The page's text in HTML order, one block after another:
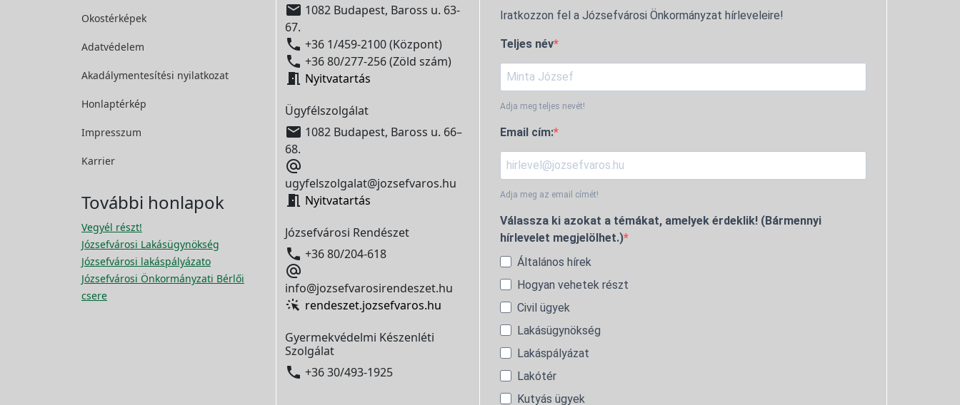
Okostérképek
Adatvédelem
Akadálymentesítési nyilatkozat
Honlaptérkép
Impresszum
Karrier
További honlapok
Vegyél részt!
Józsefvárosi Lakásügynökség
Józsefvárosi lakáspályázato
Józsefvárosi Önkormányzati Bérlői
csere
 1082 Budapest, Baross u. 63-
67.
 +36 1/459-2100 (Központ)
 +36 80/277-256 (Zöld szám)
 Nyitvatartás
Ügyfélszolgálat
 1082 Budapest, Baross u. 66–
68.

ugyfelszolgalat@jozsefvaros.hu
 Nyitvatartás
Józsefvárosi Rendészet
 +36 80/204-618

info@jozsefvarosirendeszet.hu
rendeszet.jozsefvaros.hu
Gyermekvédelmi Készenléti
Szolgálat
 +36 30/493-1925
Iratkozzon fel a Józsefvárosi Önkormányzat hírleveleire!
Teljes név
Adja meg teljes nevét!
Email cím:
Adja meg az email címét!
Válassza ki azokat a témákat, amelyek érdeklik! (Bármennyi
hírlevelet megjelölhet.)
Általános hírek
Hogyan vehetek részt
Civil ügyek
Lakásügynökség
Lakáspályázat
Lakótér
Kutyás ügyek